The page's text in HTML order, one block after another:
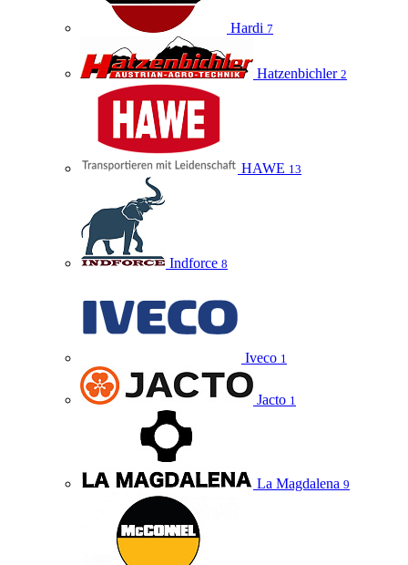
Hardi 7
Hatzenbichler 2
HAWE 13
Indforce 8
Iveco 1
Jacto 1
La Magdalena 9